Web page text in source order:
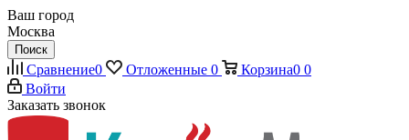
Ваш город
Москва
Поиск
Сравнение0 Отложенные 0 Корзина0 0
Войти
Заказать звонок